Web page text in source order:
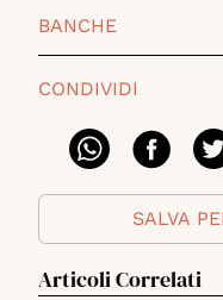
BANCHE
CONDIVIDI
SALVA
Articoli Correlati